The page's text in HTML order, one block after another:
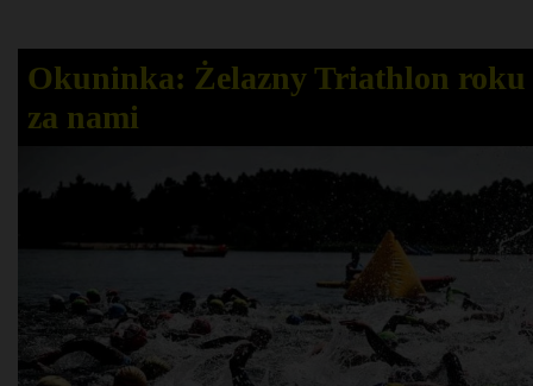
Okuninka: Żelazny Triathlon roku
za nami